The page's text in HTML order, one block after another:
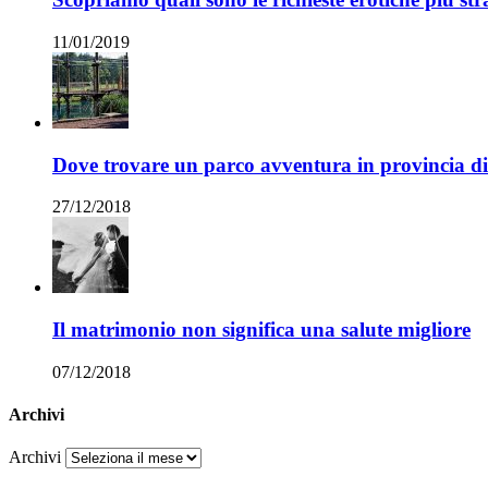
11/01/2019
Dove trovare un parco avventura in provincia
27/12/2018
Il matrimonio non significa una salute migliore
07/12/2018
Archivi
Archivi